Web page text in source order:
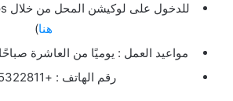
للدخول على لوكيشن المحل من خلال Google Maps (
هنا)
مواعيد العمل : يوميًا من العاشرة
رقم الهاتف : +97165322811